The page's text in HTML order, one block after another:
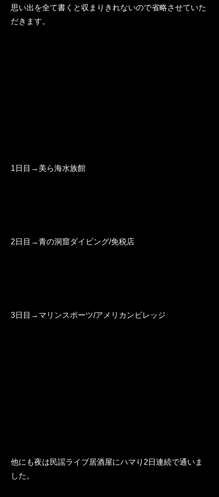
思い出を全て書くと収まりきれないので省略させていた
だきます。
1日目→美ら海水族館
2日目→青の洞窟ダイビング/免税店
3日目→マリンスポーツ/アメリカンビレッジ
他にも夜は民謡ライブ居酒屋にハマり2日連続で通いま
した。